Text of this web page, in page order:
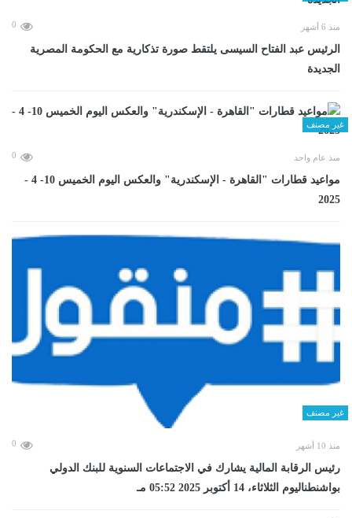
منذ 6 أشهر 0
الرئيس عبد الفتاح السيسى يلتقط صورة تذكارية مع الحكومة المصرية
الجديدة
غير مصنف
منذ عام واحد 0
مواعيد قطارات "القاهرة - الإسكندرية" والعكس اليوم الخميس 10- 4 -
2025
غير مصنف
منذ 10 أشهر 0
رئيس الرقابة المالية يشارك في الاجتماعات السنوية للبنك الدولي
بواشنطناليوم الثلاثاء، 14 أكتوبر 2025 05:52 مـ